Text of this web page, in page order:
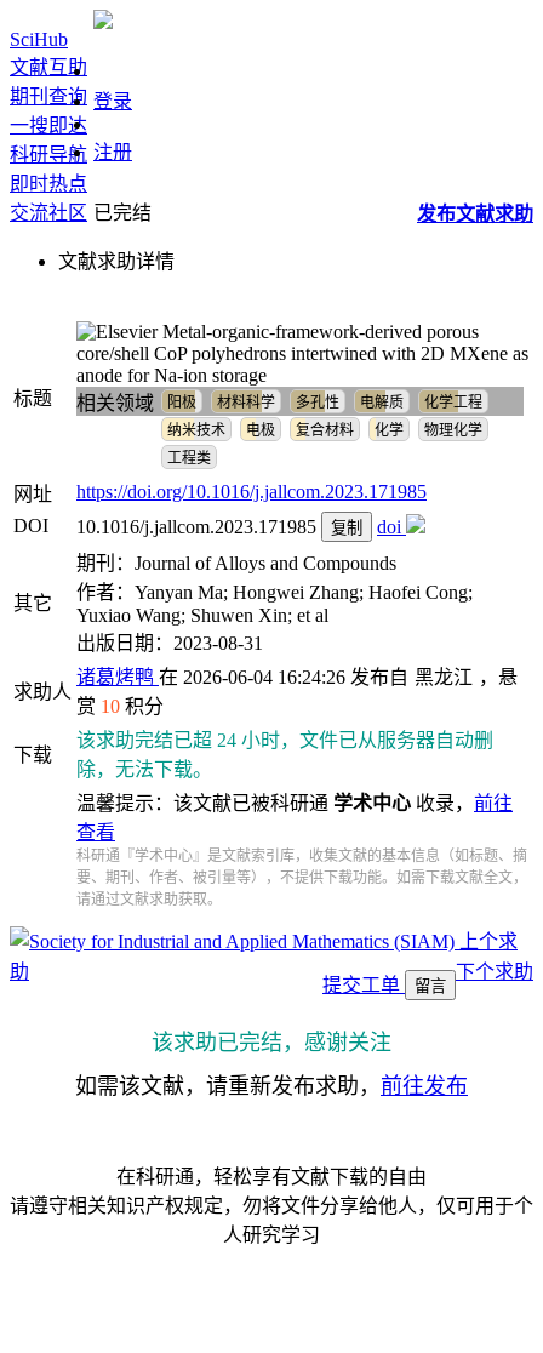
SciHub
文献互助
期刊查询
一搜即达
科研导航
即时热点
交流社区
登录
注册
发布文献求助
已完结
文献求助详情
标题
Metal-organic-framework-derived porous
core/shell CoP polyhedrons intertwined with 2D MXene as
anode for Na-ion storage
相关领域
阳极 材料科学 多孔性 电解质
化学工程
纳米技术
电极 复合材料 化学
物理化学
工程类
网址
https://doi.org/10.1016/j.jallcom.2023.171985
DOI
10.1016/j.jallcom.2023.171985 复制 doi
其它
期刊：Journal of Alloys and Compounds
作者：Yanyan Ma; Hongwei Zhang; Haofei Cong;
Yuxiao Wang; Shuwen Xin; et al
出版日期：2023-08-31
求助人
诸葛烤鸭 在 2026-06-04 16:24:26 发布自 黑龙江 ，悬
赏 10 积分
下载
该求助完结已超 24 小时，文件已从服务器自动删
除，无法下载。
温馨提示：该文献已被科研通 学术中心 收录， 前往
查看
科研通『学术中心』是文献索引库，收集文献的基本信息（如标题、摘
要、期刊、作者、被引量等），不提供下载功能。如需下载文献全文，
请通过文献求助获取。
上个求
助
下个求助
提交工单 留言
该求助已完结，感谢关注
如需该文献，请重新发布求助， 前往发布
在科研通，轻松享有文献下载的自由
请遵守相关知识产权规定，勿将文件分享给他人，仅可用于个
人研究学习